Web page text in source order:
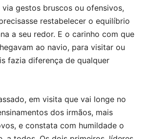
via gestos bruscos ou ofensivos,
restabelecer o equilíbrio
a seu redor. E o carinho com que
ao navio, para visitar ou
fazia diferença de qualquer
em visita que vai longe no
dos irmãos, mais
e constata com humildade o